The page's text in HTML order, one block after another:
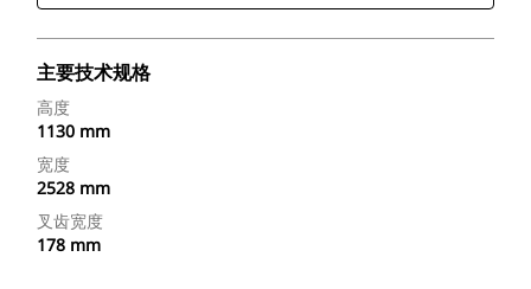
主要技术规格
高度
1130 mm
宽度
2528 mm
叉齿宽度
178 mm